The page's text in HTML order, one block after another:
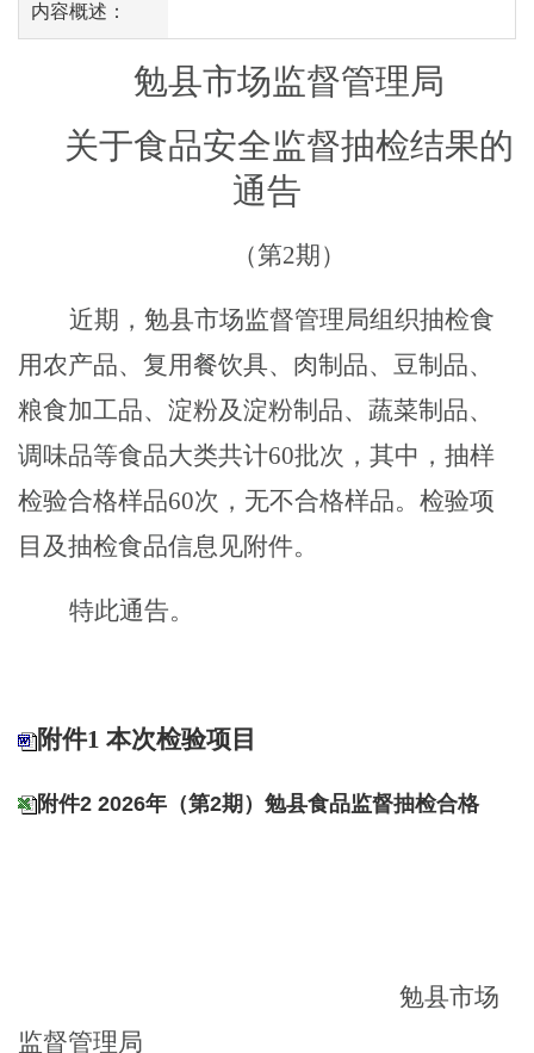
内容概述：
勉县市场监督管理局
关于食品安全监督抽检结果的
通告
（第2期）
近期，勉县市场监督管理局组织抽检食
用农产品、 复用餐饮具、 肉制品、豆制品、
粮食加工品、 淀粉及淀粉制品、蔬菜制品、
调味品等食品大类共计60批次，其中，抽样
检验合格样品60次， 无不合格样品。检验项
目及抽检食品信息见附件。
特此通告。
附件1 本次检验项目
附件2 2026年（第2期）勉县食品监督抽检合格
勉县市场
监督管理局